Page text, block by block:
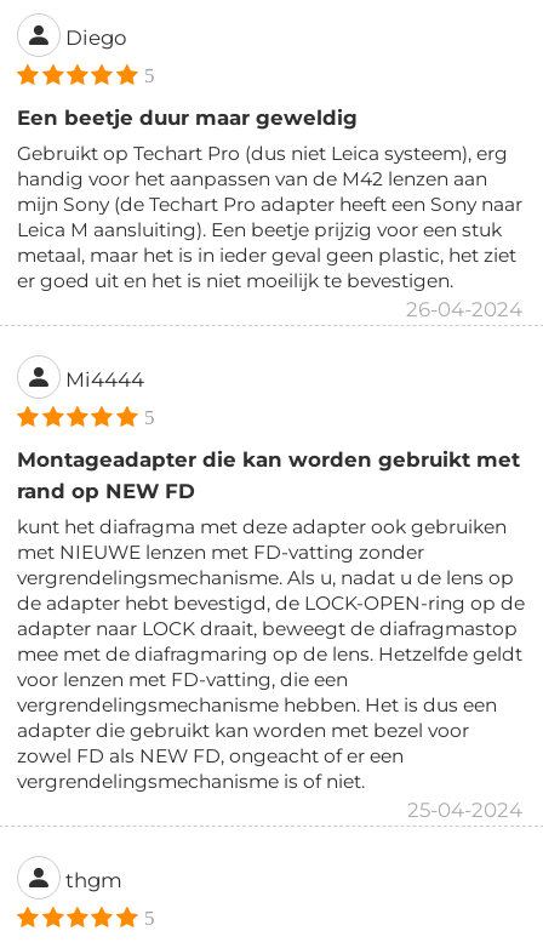
Diego
5
Een beetje duur maar geweldig
Gebruikt op Techart Pro (dus niet Leica systeem), erg
handig voor het aanpassen van de M42 lenzen aan
mijn Sony (de Techart Pro adapter heeft een Sony naar
Leica M aansluiting). Een beetje prijzig voor een stuk
metaal, maar het is in ieder geval geen plastic, het ziet
er goed uit en het is niet moeilijk te bevestigen.
26-04-2024
Mi4444
5
Montageadapter die kan worden gebruikt met
rand op NEW FD
kunt het diafragma met deze adapter ook gebruiken
met NIEUWE lenzen met FD-vatting zonder
vergrendelingsmechanisme. Als u, nadat u de lens op
de adapter hebt bevestigd, de LOCK-OPEN-ring op de
adapter naar LOCK draait, beweegt de diafragmastop
mee met de diafragmaring op de lens. Hetzelfde geldt
voor lenzen met FD-vatting, die een
vergrendelingsmechanisme hebben. Het is dus een
adapter die gebruikt kan worden met bezel voor
zowel FD als NEW FD, ongeacht of er een
vergrendelingsmechanisme is of niet.
25-04-2024
thgm
5